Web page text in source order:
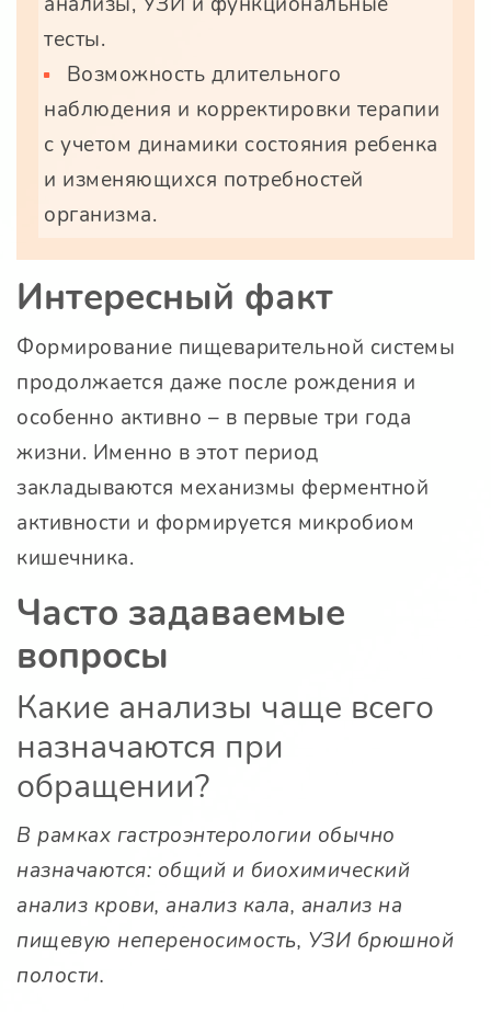
тесты.
Возможность длительного
наблюдения и корректировки терапии
с учетом динамики состояния ребенка
и изменяющихся потребностей
организма.
Интересный факт
Формирование пищеварительной системы
продолжается даже после рождения и
особенно активно – в первые три года
жизни. Именно в этот период
закладываются механизмы ферментной
активности и формируется микробиом
кишечника.
Часто задаваемые
вопросы
Какие анализы чаще всего
назначаются при
обращении?
В рамках гастроэнтерологии обычно
назначаются: общий и биохимический
анализ крови, анализ кала, анализ на
пищевую непереносимость, УЗИ брюшной
полости.